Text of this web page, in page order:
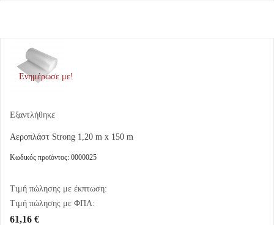
Ενημέρωσε με!
Εξαντλήθηκε
Αεροπλάστ Strong 1,20 m x 150 m
Κωδικός προϊόντος: 0000025
Τιμή πώλησης με έκπτωση:
Τιμή πώλησης με ΦΠΑ:
61,16 €